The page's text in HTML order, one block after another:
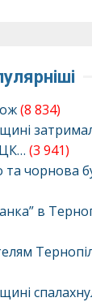
(8 834)
(3 941)
чорнова
в